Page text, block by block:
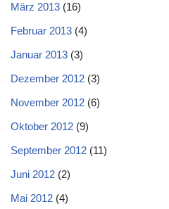
März 2013 (16)
Februar 2013 (4)
Januar 2013 (3)
Dezember 2012 (3)
November 2012 (6)
Oktober 2012 (9)
September 2012 (11)
Juni 2012 (2)
Mai 2012 (4)